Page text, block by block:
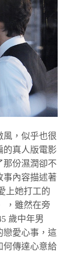
風，似乎也很
的真人版電影
那份濕潤卻不
事內容描述著
上她打工的
，雖然在旁
歲中年男
戀愛心事，這
何傳達心意給